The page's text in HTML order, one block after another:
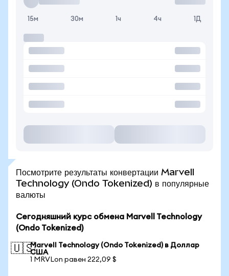
15м 30м 1ч 4ч 1Д
Посмотрите результаты конвертации Marvell
Technology (Ondo Tokenized) в популярные
валюты
Сегодняшний курс обмена Marvell Technology
(Ondo Tokenized)
🇺🇸Marvell Technology (Ondo Tokenized) в Доллар
США
1 MRVLon равен 222,09 $